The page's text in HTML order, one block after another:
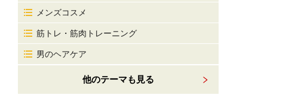
メンズコスメ
筋トレ・筋肉トレーニング
男のヘアケア
他のテーマも見る